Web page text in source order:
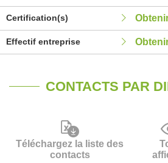
Certification(s)
Effectif entreprise
CONTACTS PAR
Téléchargez la liste des
contacts